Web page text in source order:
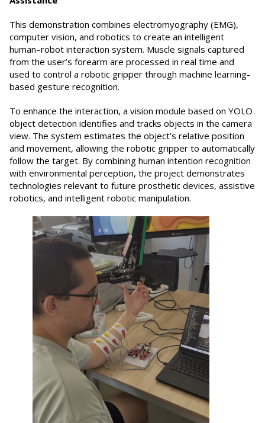
This demonstration combines electromyography (EMG),
computer vision, and robotics to create an intelligent
human–robot interaction system. Muscle signals captured
from the user’s forearm are processed in real time and
used to control a robotic gripper through machine learning-
based gesture recognition.
To enhance the interaction, a vision module based on YOLO
object detection identifies and tracks objects in the camera
view. The system estimates the object's relative position
and movement, allowing the robotic gripper to automatically
follow the target. By combining human intention recognition
with environmental perception, the project demonstrates
technologies relevant to future prosthetic devices, assistive
robotics, and intelligent robotic manipulation.